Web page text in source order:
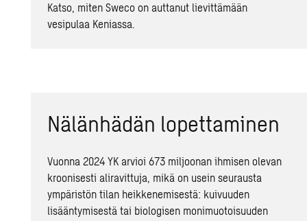
Katso, miten Sweco on auttanut lievittämään
vesipulaa Keniassa.
Nälänhädän lopettaminen
Vuonna 2024 YK arvioi 673 miljoonan ihmisen olevan
kroonisesti aliravittuja, mikä on usein seurausta
ympäristön tilan heikkenemisestä: kuivuuden
lisääntymisestä tai biologisen monimuotoisuuden